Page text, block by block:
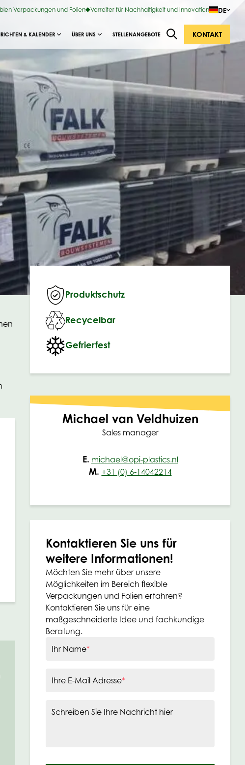
Verpackungen und Folien Vorreiter für Nachhaltigkeit und Innovation DE
& KALENDER ÜBER UNS STELLENANGEBOTE KONTAKT
Produktschutz
Recycelbar
Gefrierfest
Michael van Veldhuizen
Sales manager
E. michael@opi-plastics.nl
M. +31 (0) 6-14042214
Kontaktieren Sie uns für
weitere Informationen!
Möchten Sie mehr über unsere
Möglichkeiten im Bereich flexible
Verpackungen und Folien erfahren?
Kontaktieren Sie uns für eine
maßgeschneiderte Idee und fachkundige
Beratung.
Ihr Name*
Ihre E-Mail Adresse*
Schreiben Sie Ihre Nachricht hier